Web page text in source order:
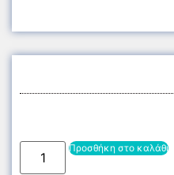
Προσθήκη στο καλάθι